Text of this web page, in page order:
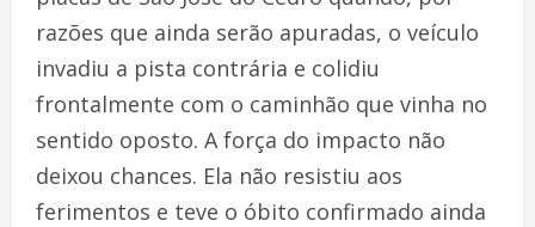
razões que ainda serão apuradas, o veículo
invadiu a pista contrária e colidiu
frontalmente com o caminhão que vinha no
sentido oposto. A força do impacto não
deixou chances. Ela não resistiu aos
ferimentos e teve o óbito confirmado ainda